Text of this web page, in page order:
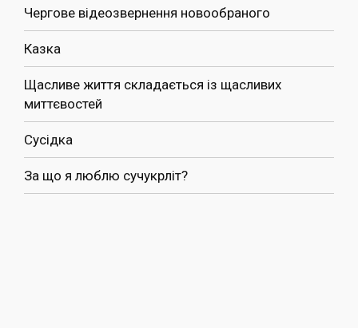
Чергове відеозвернення новообраного
Казка
Щасливе життя складається із щасливих
миттєвостей
Сусідка
За що я люблю сучукрліт?